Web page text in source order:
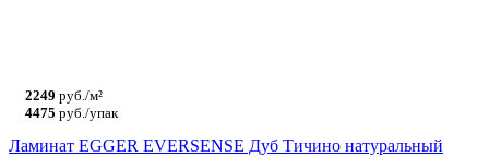
2249 руб./м²
4475 руб./упак
Ламинат EGGER EVERSENSE Дуб Тичино натуральный